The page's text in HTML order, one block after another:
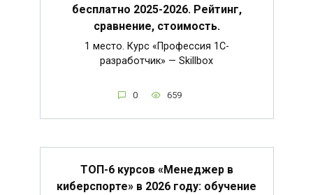
бесплатно 2025-2026. Рейтинг,
сравнение, стоимость.
1 место. Курс «Профессия 1C-
разработчик» — Skillbox
0 659
ТОП-6 курсов «Менеджер в
киберспорте» в 2026 году: обучение